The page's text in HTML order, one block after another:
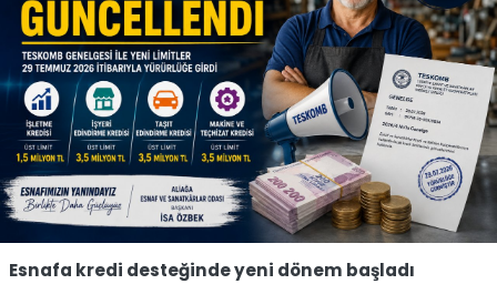
Esnafa kredi desteğinde yeni dönem başladı